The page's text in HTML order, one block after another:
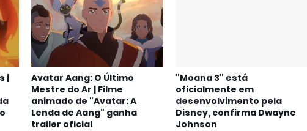
|
Avatar Aang: O Último
Mestre do Ar | Filme
animado de "Avatar: A
Lenda de Aang" ganha
trailer oficial
"Moana 3" está
oficialmente em
desenvolvimento pela
Disney, confirma Dwayne
Johnson